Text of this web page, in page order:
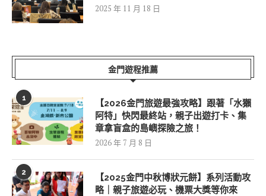
2025 年 11 月 18 日
金門遊程推薦
1
【2026金門旅遊最強攻略】跟著「水獺
阿特」快閃最終站，親子出遊打卡、集
章拿盲盒的島嶼探險之旅！
2026 年 7 月 8 日
2
【2025金門中秋博狀元餅】系列活動攻
略｜親子旅遊必玩、機票大獎等你來